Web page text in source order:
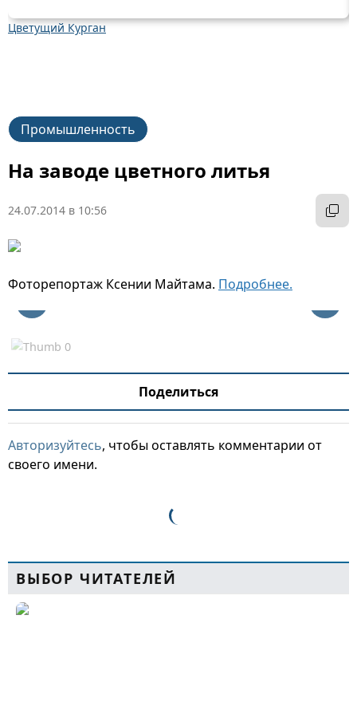
Цветущий Курган
Промышленность
На заводе цветного литья
24.07.2014 в 10:56
Фоторепортаж Ксении Майтама. Подробнее.
Поделиться
Авторизуйтесь, чтобы оставлять комментарии от
своего имени.
ВЫБОР ЧИТАТЕЛЕЙ